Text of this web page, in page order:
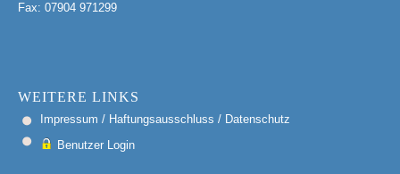
Fax: 07904 971299
WEITERE LINKS
Impressum / Haftungsausschluss / Datenschutz
Benutzer Login